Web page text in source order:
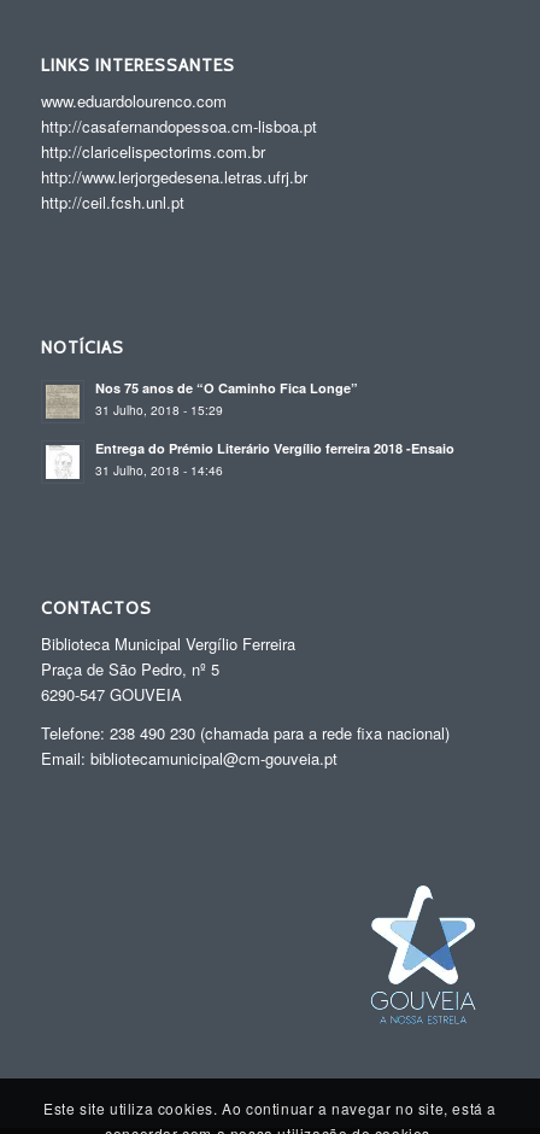
LINKS INTERESSANTES
www.eduardolourenco.com
http://casafernandopessoa.cm-lisboa.pt
http://claricelispectorims.com.br
http://www.lerjorgedesena.letras.ufrj.br
http://ceil.fcsh.unl.pt
NOTÍCIAS
Nos 75 anos de “O Caminho Fica Longe”
31 Julho, 2018 - 15:29
Entrega do Prémio Literário Vergílio ferreira 2018 -Ensaio
31 Julho, 2018 - 14:46
CONTACTOS
Biblioteca Municipal Vergílio Ferreira
Praça de São Pedro, nº 5
6290-547 GOUVEIA
Telefone: 238 490 230 (chamada para a rede fixa nacional)
Email: bibliotecamunicipal@cm-gouveia.pt
Este site utiliza cookies. Ao continuar a navegar no site, está a